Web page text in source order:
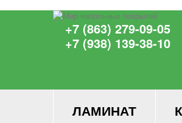
+7 (863) 279-09-05
+7 (938) 139-38-10
ЛАМИНАТ